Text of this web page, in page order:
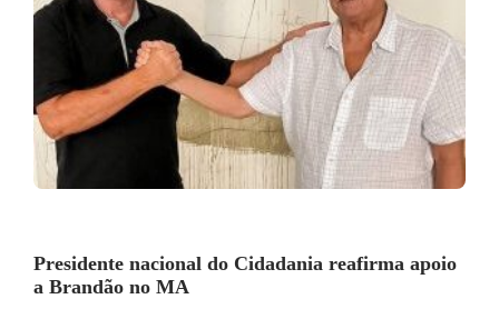
Presidente nacional do Cidadania reafirma apoio
a Brandão no MA